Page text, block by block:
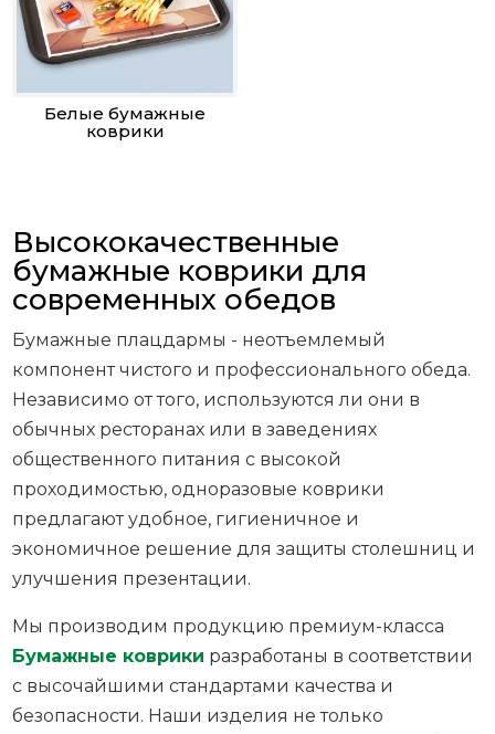
Белые бумажные
коврики
Высококачественные
бумажные коврики для
современных обедов
Бумажные плацдармы - неотъемлемый
компонент чистого и профессионального обеда.
Независимо от того, используются ли они в
обычных ресторанах или в заведениях
общественного питания с высокой
проходимостью, одноразовые коврики
предлагают удобное, гигиеничное и
экономичное решение для защиты столешниц и
улучшения презентации.
Мы производим продукцию премиум-класса
Бумажные коврики разработаны в соответствии
с высочайшими стандартами качества и
безопасности. Наши изделия не только